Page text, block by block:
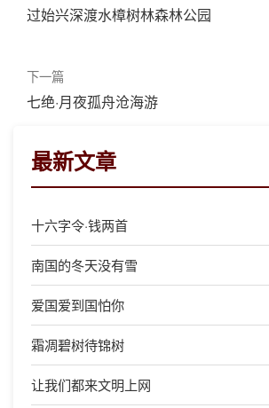
过始兴深渡水樟树林森林公园
下一篇
七绝·月夜孤舟沧海游
最新文章
十六字令·钱两首
南国的冬天没有雪
爱国爱到国怕你
霜凋碧树待锦树
让我们都来文明上网